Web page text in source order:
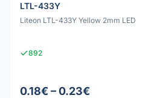
LTL-433Y
Liteon LTL-433Y Yellow 2mm LED
892
0.18€ – 0.23€